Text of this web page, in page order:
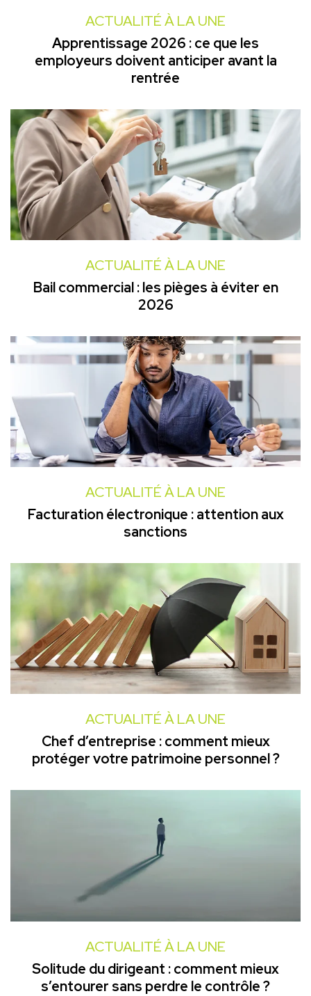
ACTUALITÉ À LA UNE
Apprentissage 2026 : ce que les
employeurs doivent anticiper avant la
rentrée
ACTUALITÉ À LA UNE
Bail commercial : les pièges à éviter en
2026
ACTUALITÉ À LA UNE
Facturation électronique : attention aux
sanctions
ACTUALITÉ À LA UNE
Chef d’entreprise : comment mieux
protéger votre patrimoine personnel ?
ACTUALITÉ À LA UNE
Solitude du dirigeant : comment mieux
s’entourer sans perdre le contrôle ?